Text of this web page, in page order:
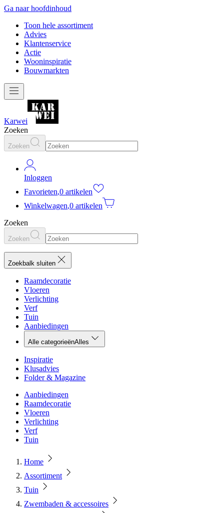
Ga naar hoofdinhoud
Toon hele assortiment
Advies
Klantenservice
Actie
Wooninspiratie
Bouwmarkten
Karwei
Zoeken
Zoeken
Inloggen
Favorieten,0 artikelen
Winkelwagen,0 artikelen
Zoeken
Zoeken
Zoekbalk sluiten
Raamdecoratie
Vloeren
Verlichting
Verf
Tuin
Aanbiedingen
Alle categorieënAlles
Inspiratie
Klusadvies
Folder & Magazine
Aanbiedingen
Raamdecoratie
Vloeren
Verlichting
Verf
Tuin
Home
Assortiment
Tuin
Zwembaden & accessoires